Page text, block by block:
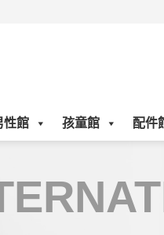
性館 孩童館 配件